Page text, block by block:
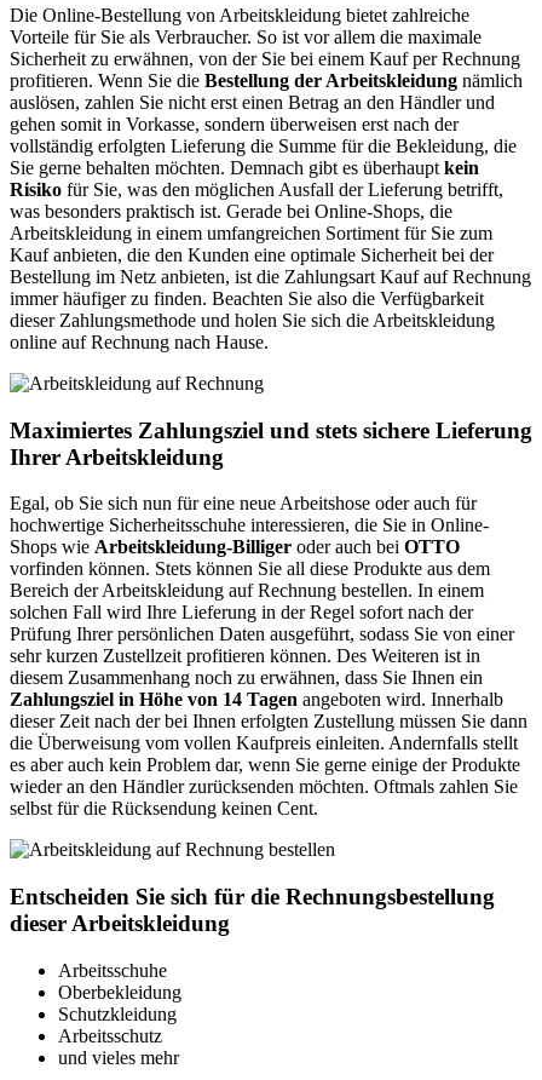
Informationen:
Die Online-Bestellung von Arbeitskleidung bietet zahlreiche
Vorteile für Sie als Verbraucher. So ist vor allem die maximale
Sicherheit zu erwähnen, von der Sie bei einem Kauf per Rechnung
profitieren. Wenn Sie die Bestellung der Arbeitskleidung nämlich
auslösen, zahlen Sie nicht erst einen Betrag an den Händler und
gehen somit in Vorkasse, sondern überweisen erst nach der
vollständig erfolgten Lieferung die Summe für die Bekleidung, die
Sie gerne behalten möchten. Demnach gibt es überhaupt kein
Risiko für Sie, was den möglichen Ausfall der Lieferung betrifft,
was besonders praktisch ist. Gerade bei Online-Shops, die
Arbeitskleidung in einem umfangreichen Sortiment für Sie zum
Kauf anbieten, die den Kunden eine optimale Sicherheit bei der
Bestellung im Netz anbieten, ist die Zahlungsart Kauf auf Rechnung
immer häufiger zu finden. Beachten Sie also die Verfügbarkeit
dieser Zahlungsmethode und holen Sie sich die Arbeitskleidung
online auf Rechnung nach Hause.
Maximiertes Zahlungsziel und stets sichere Lieferung
Ihrer Arbeitskleidung
Egal, ob Sie sich nun für eine neue Arbeitshose oder auch für
hochwertige Sicherheitsschuhe interessieren, die Sie in Online-
Shops wie Arbeitskleidung-Billiger oder auch bei OTTO
vorfinden können. Stets können Sie all diese Produkte aus dem
Bereich der Arbeitskleidung auf Rechnung bestellen. In einem
solchen Fall wird Ihre Lieferung in der Regel sofort nach der
Prüfung Ihrer persönlichen Daten ausgeführt, sodass Sie von einer
sehr kurzen Zustellzeit profitieren können. Des Weiteren ist in
diesem Zusammenhang noch zu erwähnen, dass Sie Ihnen ein
Zahlungsziel in Höhe von 14 Tagen angeboten wird. Innerhalb
dieser Zeit nach der bei Ihnen erfolgten Zustellung müssen Sie dann
die Überweisung vom vollen Kaufpreis einleiten. Andernfalls stellt
es aber auch kein Problem dar, wenn Sie gerne einige der Produkte
wieder an den Händler zurücksenden möchten. Oftmals zahlen Sie
selbst für die Rücksendung keinen Cent.
Entscheiden Sie sich für die Rechnungsbestellung
dieser Arbeitskleidung
Arbeitsschuhe
Oberbekleidung
Schutzkleidung
Arbeitsschutz
und vieles mehr